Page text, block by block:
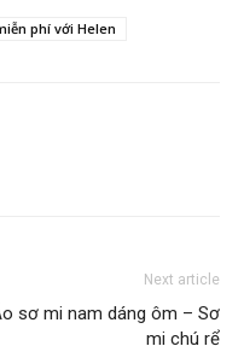
phí với Helen
Next article
sơ mi nam dáng ôm – Sơ
mi chú rể